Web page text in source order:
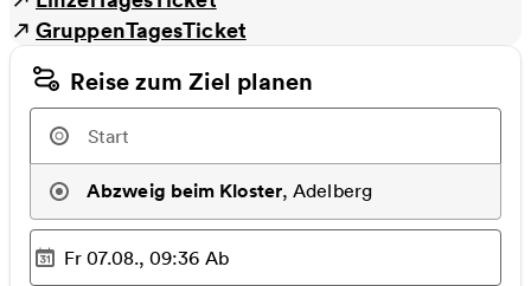
GruppenTagesTicket
Reise zum Ziel planen
Abzweig beim Kloster,Adelberg
Ausgewählter Zeitpunkt
Fr 07.08., 09:36 Ab